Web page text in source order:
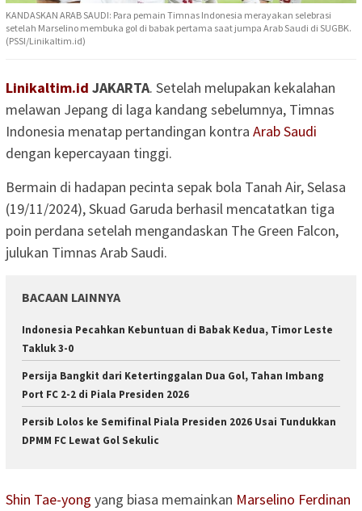
KANDASKAN ARAB SAUDI: Para pemain Timnas Indonesia merayakan selebrasi
setelah Marselino membuka gol di babak pertama saat jumpa Arab Saudi di SUGBK.
(PSSI/Linikaltim.id)
Linikaltim.id JAKARTA. Setelah melupakan kekalahan
melawan Jepang di laga kandang sebelumnya, Timnas
Indonesia menatap pertandingan kontra Arab Saudi
dengan kepercayaan tinggi.
Bermain di hadapan pecinta sepak bola Tanah Air, Selasa
(19/11/2024), Skuad Garuda berhasil mencatatkan tiga
poin perdana setelah mengandaskan The Green Falcon,
julukan Timnas Arab Saudi.
BACAAN LAINNYA
Indonesia Pecahkan Kebuntuan di Babak Kedua, Timor Leste
Takluk 3-0
Persija Bangkit dari Ketertinggalan Dua Gol, Tahan Imbang
Port FC 2-2 di Piala Presiden 2026
Persib Lolos ke Semifinal Piala Presiden 2026 Usai Tundukkan
DPMM FC Lewat Gol Sekulic
Shin Tae-yong yang biasa memainkan Marselino Ferdinan